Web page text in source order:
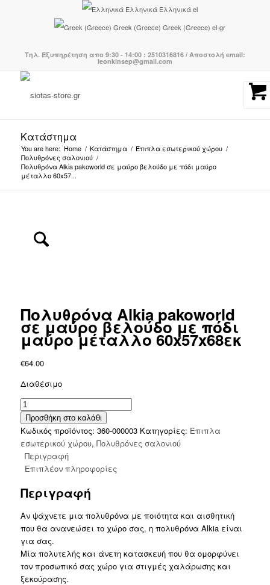
Ελληνικά Ελληνικά el
Greek (Greece) Greek (Greece) el-gr
Τηλ. Εξυπηρέτηση απο 9:30 - 14:00 : 2510316816 / Αποστολή email:
leonkinsep@gmail.com
Κατάστημα
You are here: Home / Κατάστημα / Έπιπλα εσωτερικού χώρου /
Πολυθρόνες σαλονιού /
Πολυθρόνα Alkia pakoworld σε μαύρο βελούδο με πόδι μαύρο
μέταλλο 60x57...
Πολυθρόνα Alkia pakoworld
σε μαύρο βελούδο με πόδι
μαύρο μέταλλο 60x57x68εκ
€64.00
Διαθέσιμο
Πολυθρόνα
Alkia
pakoworld
σε
μαύρο
βελούδο
πόδι
μέταλλο
60x57x68εκ
ποσότητα
Προσθήκη στο καλάθι
Κωδικός προϊόντος: 360-000003 Κατηγορίες: Έπιπλα
εσωτερικού χώρου, Πολυθρόνες σαλονιού
Περιγραφή
Επιπλέον πληροφορίες
Περιγραφή
Αν ψάχνετε μια πολυθρόνα με ποιότητα και αισθητική
που θα ανανεώσει το χώρο σας, η πολυθρόνα Alkia είναι
για σας.
Μία πολυτελής και άνετη κατασκευή που θα ομορφύνει
τον προσωπικό σας χώρο για στιγμές χαλάρωσης και
ξεκούρασης.